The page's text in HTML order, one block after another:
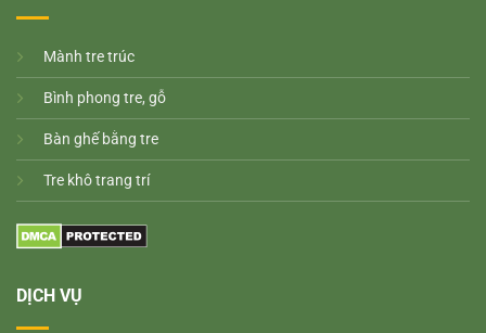
Mành tre trúc
Bình phong tre, gỗ
Bàn ghế bằng tre
Tre khô trang trí
DỊCH VỤ